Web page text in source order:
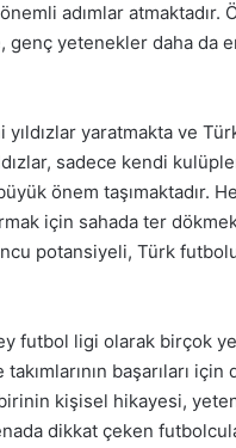
adımlar
genç yetenekler daha
yıldızlar yaratmakta ve
sadece kendi
önem taşımaktadır.
için sahada ter
potansiyeli, Türk
futbol ligi olarak birçok
başarıları
kişisel hikayesi,
dikkat çeken